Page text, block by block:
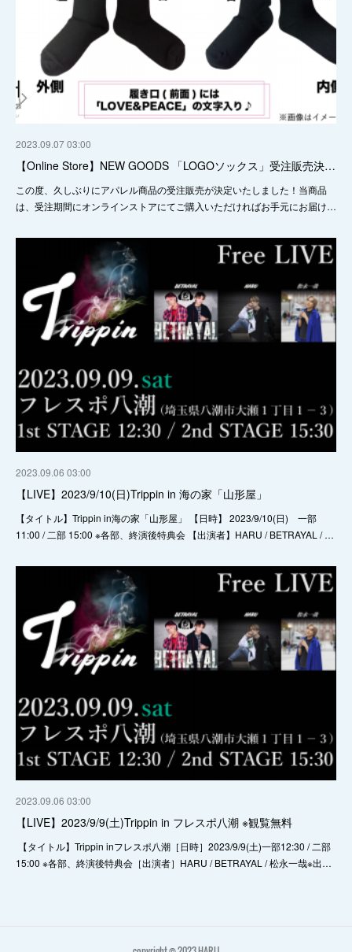
2023.09.07 03:00
【Online Store】NEW GOODS 「LOGOソックス」受注販売決…
この度、久しぶりにアパレル商品の受注販売が決定いたしました！当商品
は、受注期間にオンラインストアにてご購入いただければお手元にお届け…
2023.09.06 03:00
【LIVE】2023/9/10(日)Trippin in 海の家「山形屋」
【タイトル】Trippin in海の家「山形屋」 【日時】 2023/9/10(日) 一部
11:00 / 二部 15:00 ※各部、終演後特典会 【出演者】HARU / BETRAYAL / …
2023.09.06 03:00
【LIVE】2023/9/9(土)Trippin in フレスポ八潮 ※観覧無料
【タイトル】Trippin inフレスポ八潮［日時］2023/9/9(土)一部12:30 / 二部
15:00 ※各部、終演後特典会［出演者］HARU / BETRAYAL / 松永一哉※出…